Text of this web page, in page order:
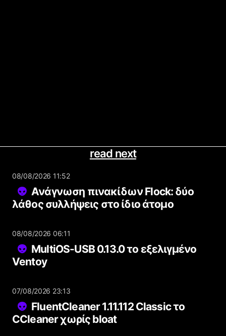
read next
08/08/2026 11:52
Ανάγνωση πινακίδων Flock: δύο
λάθος συλλήψεις στο ίδιο άτομο
08/08/2026 06:11
MultiOS-USB 0.13.0 το εξελιγμένο
Ventoy
07/08/2026 23:13
FluentCleaner 1.11.112 Classic το
CCleaner χωρίς bloat